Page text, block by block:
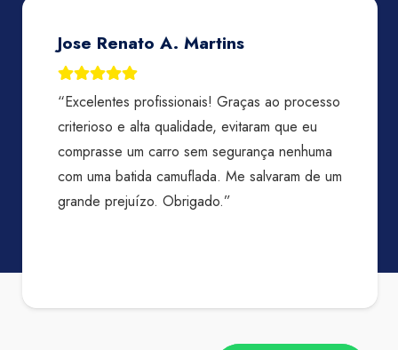
Jose Renato A. Martins
“Excelentes profissionais! Graças ao processo
criterioso e alta qualidade, evitaram que eu
comprasse um carro sem segurança nenhuma
com uma batida camuflada. Me salvaram de um
grande prejuízo. Obrigado.”